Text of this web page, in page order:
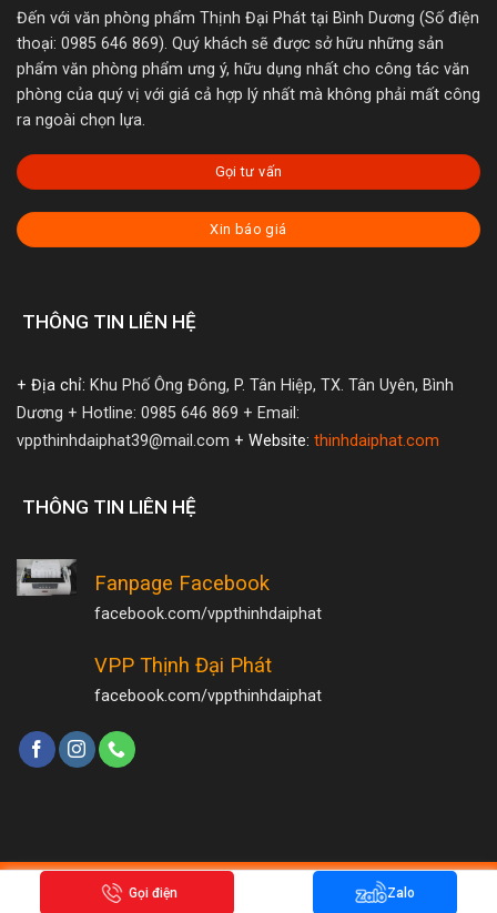
Đến với văn phòng phẩm Thịnh Đại Phát tại Bình Dương (Số điện
thoại: 0985 646 869). Quý khách sẽ được sở hữu những sản
phẩm văn phòng phẩm ưng ý, hữu dụng nhất cho công tác văn
phòng của quý vị với giá cả hợp lý nhất mà không phải mất công
ra ngoài chọn lựa.
Gọi tư vấn
Xin báo giá
THÔNG TIN LIÊN HỆ
+ Địa chỉ: Khu Phố Ông Đông, P. Tân Hiệp, TX. Tân Uyên, Bình
Dương + Hotline: 0985 646 869 + Email:
vppthinhdaiphat39@mail.com + Website: thinhdaiphat.com
THÔNG TIN LIÊN HỆ
Fanpage Facebook
facebook.com/vppthinhdaiphat
VPP Thịnh Đại Phát
facebook.com/vppthinhdaiphat
Copyright 2026 © Hamrongmedia.com
Gọi điện Zalo